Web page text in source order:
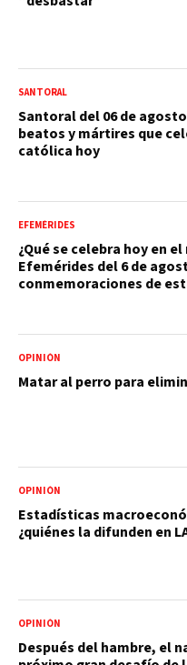
SANTORAL
Santoral del 06 de
beatos y mártires que
católica hoy
EFEMÉRIDES
¿Qué se celebra hoy en el
Efemérides del 6 de
conmemoraciones de
OPINIÓN
Matar al perro para
OPINIÓN
Estadísticas
¿quiénes la difunden en
OPINIÓN
Después del hambre, el